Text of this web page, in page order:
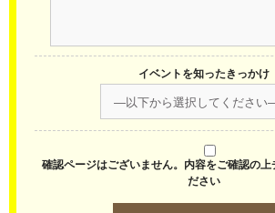
イベントを知ったきっかけ
確認ページはございません。内容をご確認の上
ださい